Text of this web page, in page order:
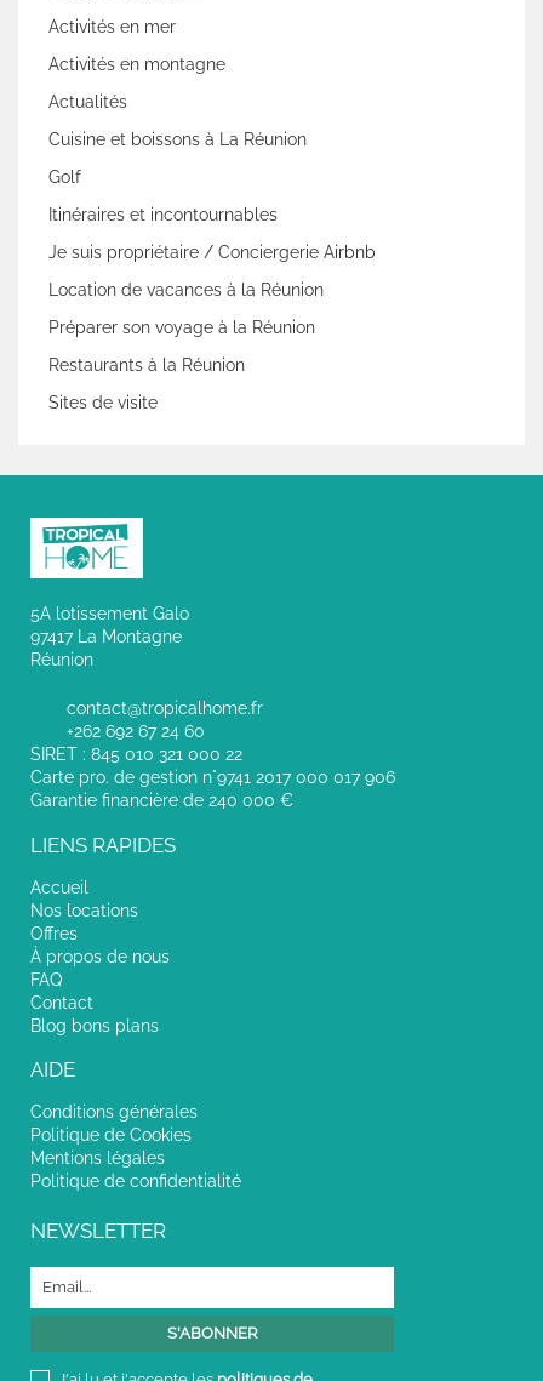
Activités en mer
Activités en montagne
Actualités
Cuisine et boissons à La Réunion
Golf
Itinéraires et incontournables
Je suis propriétaire / Conciergerie Airbnb
Location de vacances à la Réunion
Préparer son voyage à la Réunion
Restaurants à la Réunion
Sites de visite
5A lotissement Galo
97417 La Montagne
Réunion
contact@tropicalhome.fr
+262 692 67 24 60
SIRET : 845 010 321 000 22
Carte pro. de gestion n°9741 2017 000 017 906
Garantie financière de 240 000 €
LIENS RAPIDES
Accueil
Nos locations
Offres
À propos de nous
FAQ
Contact
Blog bons plans
AIDE
Conditions générales
Politique de Cookies
Mentions légales
Politique de confidentialité
NEWSLETTER